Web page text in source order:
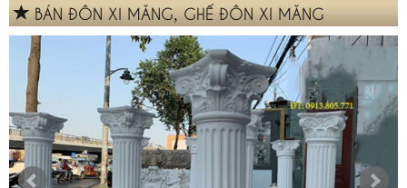
BÁN ĐÔN XI MĂNG, GHẾ ĐÔN XI MĂNG